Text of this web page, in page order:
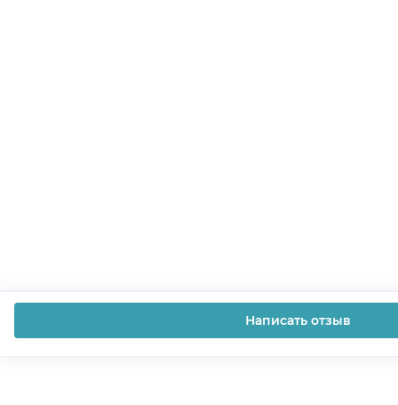
Написать отзыв